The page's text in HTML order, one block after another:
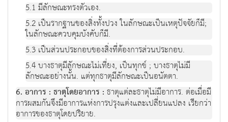
5.1 มีลักษณะทรงตัวเอง.
5.2 เป็นรากฐานของสิ่งทั้งปวง ในลักษณะเป็นเหตุปัจจัยก็มี;
ในลักษณะควบคุมบังคับก็มี.
5.3 เป็นส่วนประกอบของสิ่งที่ต้องการส่วนประกอบ.
5.4 บางธาตุมีลักษณะไม่เที่ยง, เป็นทุกข์ ; บางธาตุไม่มี
ลักษณะอย่างนั้น. แต่ทุกธาตุมีลักษณะเป็นอนัตตา.
6. อาการ : ธาตุโดยอาการ : ธาตุแต่ละธาตุไม่มีอาการ. ต่อเมื่อมี
การผสมกันจึงมีอาการแห่งการปรุงแต่งและเปลี่ยนแปลง เรียกว่า
อาการของธาตุโดยปริยาย.